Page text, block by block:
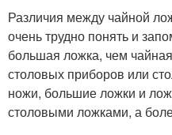
Различия между чайной
очень трудно понять и
большая ложка, чем
столовых приборов или
ножи, большие ложки и
столовыми ложками, а